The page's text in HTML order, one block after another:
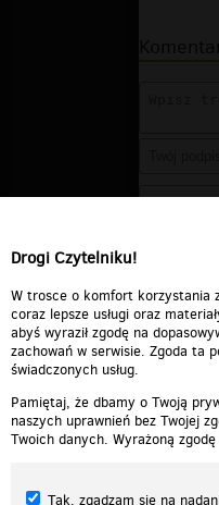
Drogi Czytelniku!
W trosce o komfort korzystania
coraz lepsze usługi oraz
abyś wyraził zgodę na
zachowań w serwisie. Zgoda ta
świadczonych usług.
Pamiętaj, że dbamy o Twoją
naszych uprawnień bez Twojej
Twoich danych. Wyrażoną
Tak, zgadzam się na